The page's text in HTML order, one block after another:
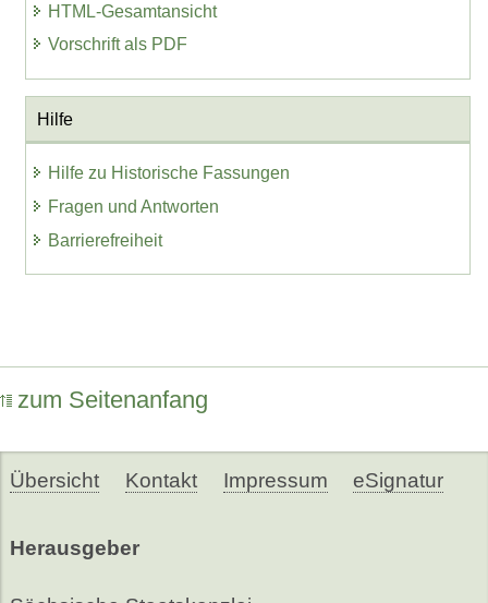
HTML-Gesamtansicht
Vorschrift als PDF
Hilfe
Hilfe zu Historische Fassungen
Fragen und Antworten
Barrierefreiheit
zum Seitenanfang
Übersicht Kontakt Impressum eSignatur
Herausgeber